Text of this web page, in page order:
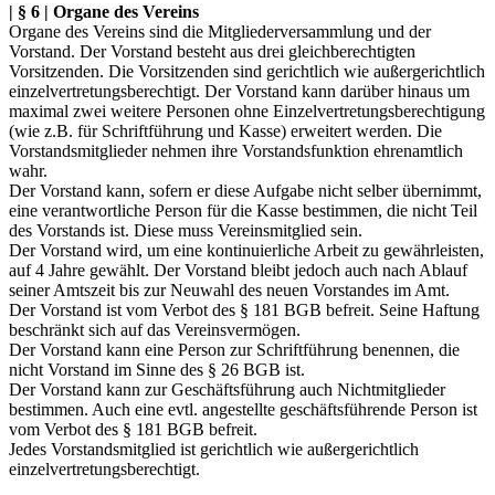
| § 6 | Organe des Vereins
Organe des Vereins sind die Mitgliederversammlung und der
Vorstand. Der Vorstand besteht aus drei gleichberechtigten
Vorsitzenden. Die Vorsitzenden sind gerichtlich wie außergerichtlich
einzelvertretungsberechtigt. Der Vorstand kann darüber hinaus um
maximal zwei weitere Personen ohne Einzelvertretungsberechtigung
(wie z.B. für Schriftführung und Kasse) erweitert werden. Die
Vorstandsmitglieder nehmen ihre Vorstandsfunktion ehrenamtlich
wahr.
Der Vorstand kann, sofern er diese Aufgabe nicht selber übernimmt,
eine verantwortliche Person für die Kasse bestimmen, die nicht Teil
des Vorstands ist. Diese muss Vereinsmitglied sein.
Der Vorstand wird, um eine kontinuierliche Arbeit zu gewährleisten,
auf 4 Jahre gewählt. Der Vorstand bleibt jedoch auch nach Ablauf
seiner Amtszeit bis zur Neuwahl des neuen Vorstandes im Amt.
Der Vorstand ist vom Verbot des § 181 BGB befreit. Seine Haftung
beschränkt sich auf das Vereinsvermögen.
Der Vorstand kann eine Person zur Schriftführung benennen, die
nicht Vorstand im Sinne des § 26 BGB ist.
Der Vorstand kann zur Geschäftsführung auch Nichtmitglieder
bestimmen. Auch eine evtl. angestellte geschäftsführende Person ist
vom Verbot des § 181 BGB befreit.
Jedes Vorstandsmitglied ist gerichtlich wie außergerichtlich
einzelvertretungsberechtigt.